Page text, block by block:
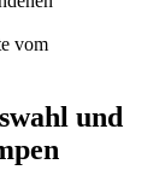
vom
und